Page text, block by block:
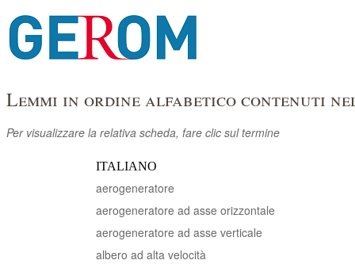
Lemmi in ordine alfabetico contenuti
Per visualizzare la relativa scheda, fare clic sul termine
ITALIANO
aerogeneratore
aerogeneratore ad asse orizzontale
aerogeneratore ad asse verticale
albero ad alta velocità